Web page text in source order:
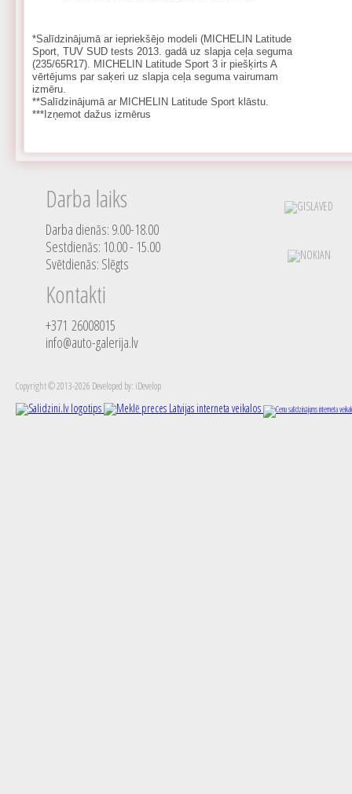
*Salīdzinājumā ar iepriekšējo modeli (MICHELIN Latitude
Sport, TUV SUD tests 2013. gadā uz slapja ceļa seguma
(235/65R17). MICHELIN Latitude Sport 3 ir piešķirts A
vērtējums par saķeri uz slapja ceļa seguma vairumam
izmēru.
**Salīdzinājumā ar MICHELIN Latitude Sport klāstu.
***Izņemot dažus izmērus
Darba laiks
Darba dienās: 9.00-18.00
Sestdienās: 10.00 - 15.00
Svētdienās: Slēgts
Kontakti
+371 26008015
info@auto-galerija.lv
Copyright © 2013-2026 Developed by: iDevelop